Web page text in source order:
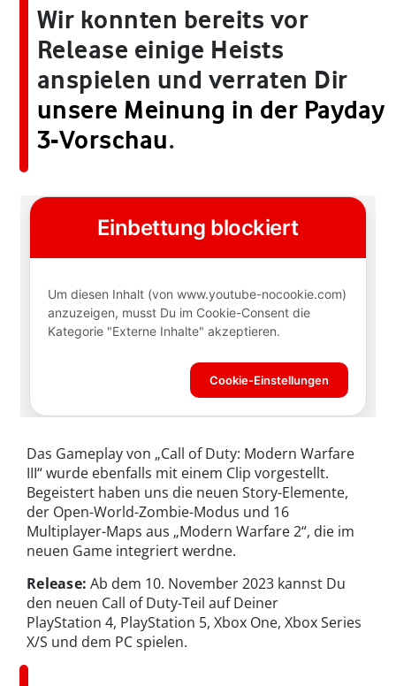
Wir konnten bereits vor
Release einige Heists
anspielen und verraten Dir
unsere Meinung in der Payday
3-Vorschau.
Das Gameplay von „Call of Duty: Modern Warfare
III“ wurde ebenfalls mit einem Clip vorgestellt.
Begeistert haben uns die neuen Story-Elemente,
der Open-World-Zombie-Modus und 16
Multiplayer-Maps aus „Modern Warfare 2“, die im
neuen Game integriert werdne.
Release: Ab dem 10. November 2023 kannst Du
den neuen Call of Duty-Teil auf Deiner
PlayStation 4, PlayStation 5, Xbox One, Xbox Series
X/S und dem PC spielen.